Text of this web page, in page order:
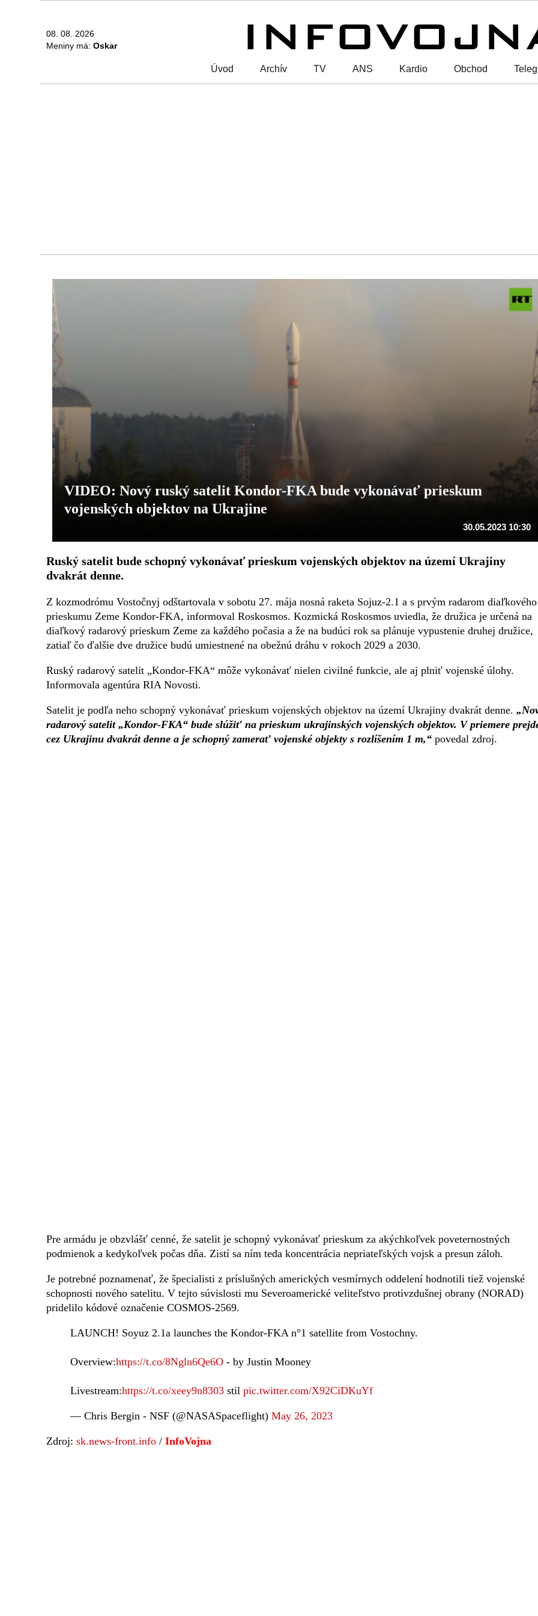
08. 08. 2026
Meniny má: Oskar
Úvod Archív TV ANS Kardio Obchod
VIDEO: Nový ruský satelit Kondor-FKA bude vykonávať prieskum
vojenských objektov na Ukrajine
30.05.2023 10:30
Ruský satelit bude schopný vykonávať prieskum vojenských objektov na území Ukrajiny
dvakrát denne.
Z kozmodrómu Vostočnyj odštartovala v sobotu 27. mája nosná raketa Sojuz-2.1 a s prvým radarom diaľkového
prieskumu Zeme Kondor-FKA, informoval Roskosmos. Kozmická Roskosmos uviedla, že družica je určená na
diaľkový radarový prieskum Zeme za každého počasia a že na budúci rok sa plánuje vypustenie druhej družice,
zatiaľ čo ďalšie dve družice budú umiestnené na obežnú dráhu v rokoch 2029 a 2030.
Ruský radarový satelit „Kondor-FKA“ môže vykonávať nielen civilné funkcie, ale aj plniť vojenské úlohy.
Informovala agentúra RIA Novosti.
Satelit je podľa neho schopný vykonávať prieskum vojenských objektov na území Ukrajiny dvakrát denne.
radarový satelit „Kondor-FKA“ bude slúžiť na prieskum ukrajinských vojenských objektov. V priemere
cez Ukrajinu dvakrát denne a je schopný zamerať vojenské objekty s rozlíšením 1 m,“ povedal zdroj.
Pre armádu je obzvlášť cenné, že satelit je schopný vykonávať prieskum za akýchkoľvek poveternostných
podmienok a kedykoľvek počas dňa. Zistí sa ním teda koncentrácia nepriateľských vojsk a presun záloh.
Je potrebné poznamenať, že špecialisti z príslušných amerických vesmírnych oddelení hodnotili tiež vojenské
schopnosti nového satelitu. V tejto súvislosti mu Severoamerické veliteľstvo protivzdušnej obrany (NORAD)
pridelilo kódové označenie COSMOS-2569.
LAUNCH! Soyuz 2.1a launches the Kondor-FKA n°1 satellite from Vostochny.
Overview:https://t.co/8Ngln6Qe6O - by Justin Mooney
Livestream:https://t.co/xeey9n8303 stil pic.twitter.com/X92CiDKuYf
— Chris Bergin - NSF (@NASASpaceflight) May 26, 2023
Zdroj: sk.news-front.info / InfoVojna